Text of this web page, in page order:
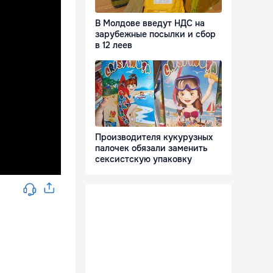
В Молдове введут НДС на
зарубежные посылки и сбор
в 12 леев
Производителя кукурузных
палочек обязали заменить
сексистскую упаковку